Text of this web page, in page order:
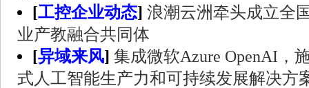
[工控企业动态] 浪潮云洲牵头成立全
业产教融合共同体
[异域来风] 集成微软Azure OpenAI，
式人工智能生产力和可持续发展解决方